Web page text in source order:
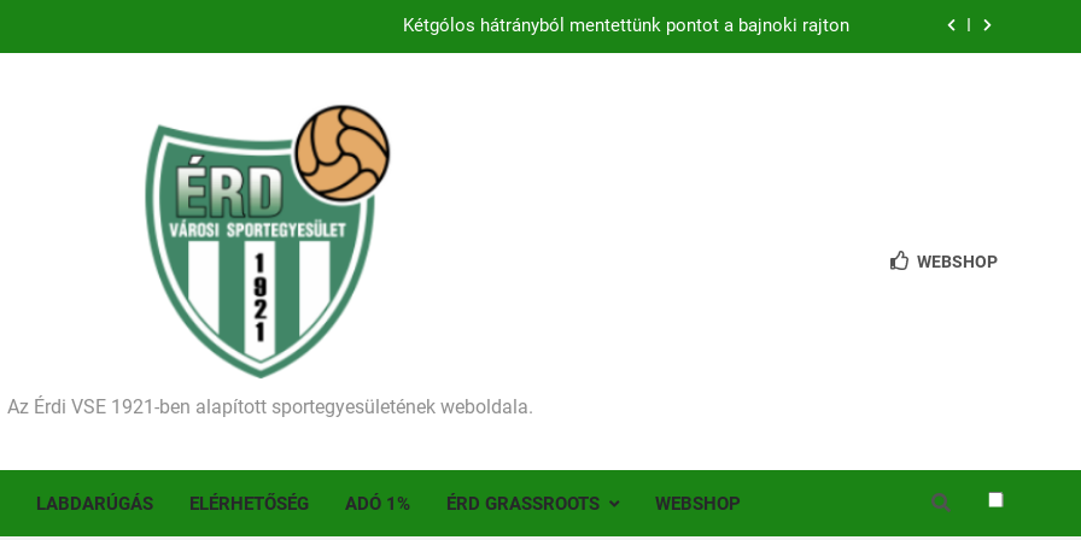
Kezdődik a 2026–2027-es szezon – hazai pályán rajtol az Érdi VSE!
Ellenfelünk visszalépése miatt játék nélkül jutottunk tovább a MOL Magyar Kupában
Kezdődik a 2026–2027-es szezon – hazai pályán rajtol az Érdi VSE!
Történelmet írt az I. Érdi Football Fesztivál – több mint 200 játékos lépett pályára Érden
Az Érdi VSE 1921-ben alapított sportegyesületének weboldala.
WEBSHOP
LABDARÚGÁS ELÉRHETŐSÉG ADÓ 1% ÉRD GRASSROOTS WEBSHOP